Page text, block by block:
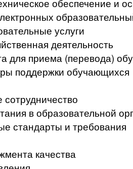
обеспечение и
услуги
деятельность
для приема (перевода)
поддержки обучающихся
в образовательной
стандарты и требования
качества